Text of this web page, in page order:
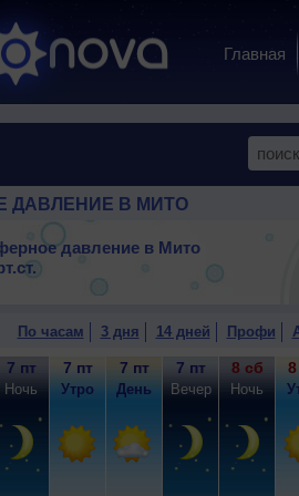
Главная
ДАВЛЕНИЕ В МИТО
давление в Мито
По часам 3 дня 14 дней Профи
7 пт
Ночь
7 пт
Утро
7 пт
День
7 пт
Вечер
8 сб
Ночь